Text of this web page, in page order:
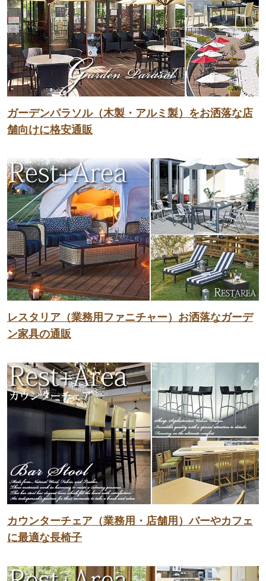
ガーデンパラソル（木製・アルミ製）をお洒落な店
舗向けに格安通販
レスタリア（業務用ファニチャー）お洒落なガーデ
ン家具の通販
カウンターチェア（業務用・店舗用）バーやカフェ
に最適な長椅子